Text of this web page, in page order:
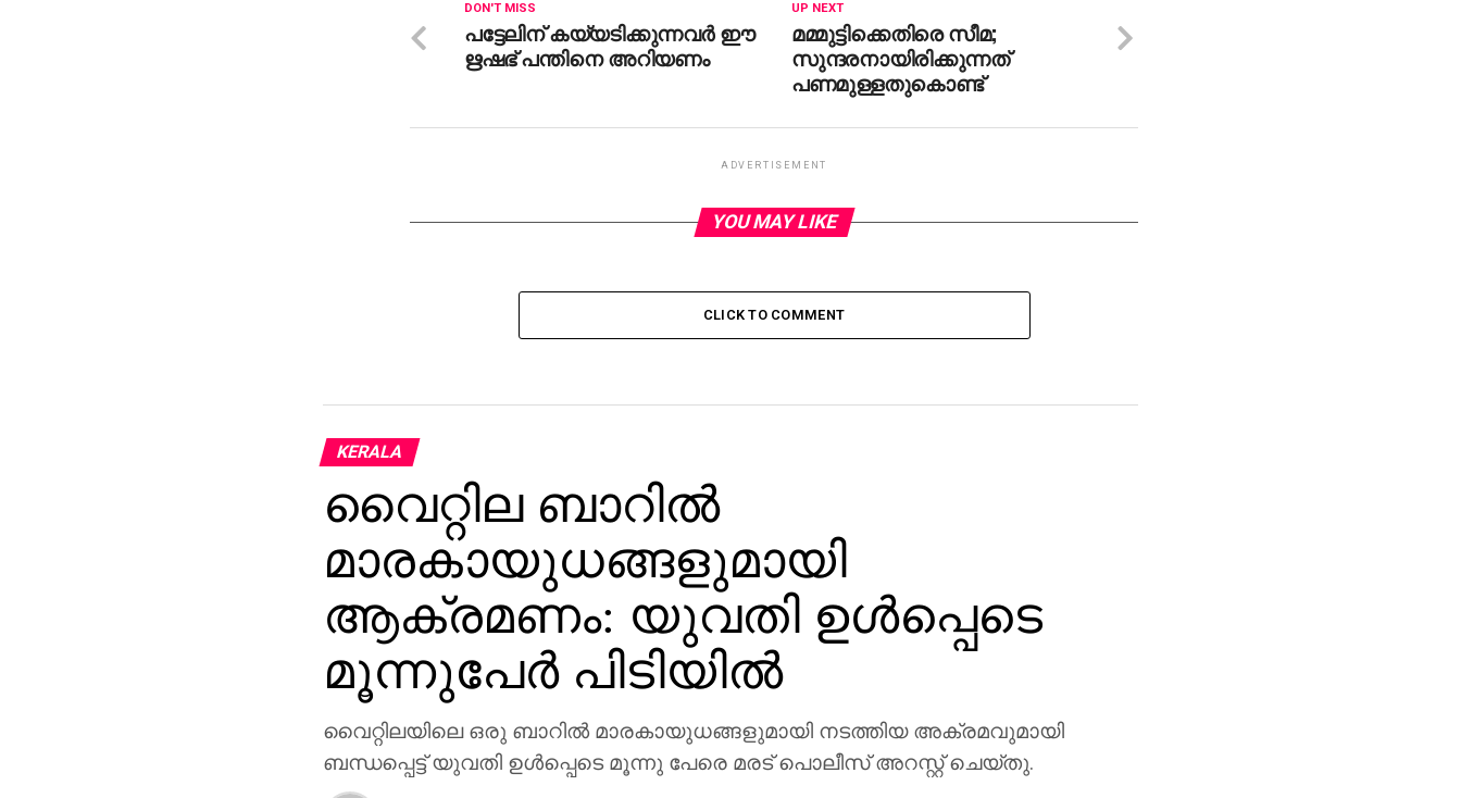
UP NEXT
മമ്മുട്ടിക്കെതിരെ സീമ;
സുന്ദരനായിരിക്കുന്നത്
പണമുള്ളതുകൊണ്ട്
DON'T MISS
പട്ടേലിന് കയ്യടിക്കുന്നവര്‍ ഈ
ഋഷഭ് പന്തിനെ അറിയണം
ADVERTISEMENT
YOU MAY LIKE
CLICK TO COMMENT
KERALA
വൈറ്റില ബാറില്‍
മാരകായുധങ്ങളുമായി
ആക്രമണം: യുവതി ഉള്‍പ്പെടെ
മൂന്നുപേര്‍ പിടിയില്‍
വൈറ്റിലയിലെ ഒരു ബാറില്‍ മാരകായുധങ്ങളുമായി നടത്തിയ അക്രമവുമായി
ബന്ധപ്പെട്ട് യുവതി ഉള്‍പ്പെടെ മൂന്നു പേരെ മരട് പൊലീസ് അറസ്റ്റ് ചെയ്തു.